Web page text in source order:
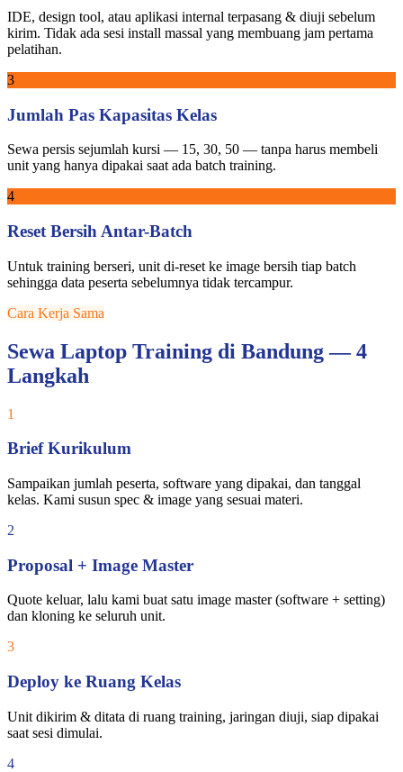
IDE, design tool, atau aplikasi internal terpasang & diuji sebelum
kirim. Tidak ada sesi install massal yang membuang jam pertama
pelatihan.
3
Jumlah Pas Kapasitas Kelas
Sewa persis sejumlah kursi — 15, 30, 50 — tanpa harus membeli
unit yang hanya dipakai saat ada batch training.
4
Reset Bersih Antar-Batch
Untuk training berseri, unit di-reset ke image bersih tiap batch
sehingga data peserta sebelumnya tidak tercampur.
Cara Kerja Sama
Sewa Laptop Training di Bandung — 4
Langkah
1
Brief Kurikulum
Sampaikan jumlah peserta, software yang dipakai, dan tanggal
kelas. Kami susun spec & image yang sesuai materi.
2
Proposal + Image Master
Quote keluar, lalu kami buat satu image master (software + setting)
dan kloning ke seluruh unit.
3
Deploy ke Ruang Kelas
Unit dikirim & ditata di ruang training, jaringan diuji, siap dipakai
saat sesi dimulai.
4